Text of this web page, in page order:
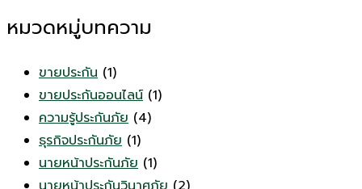
หมวดหมู่บทความ
ขายประกัน (1)
ขายประกันออนไลน์ (1)
ความรู้ประกันภัย (4)
ธุรกิจประกันภัย (1)
นายหน้าประกันภัย (1)